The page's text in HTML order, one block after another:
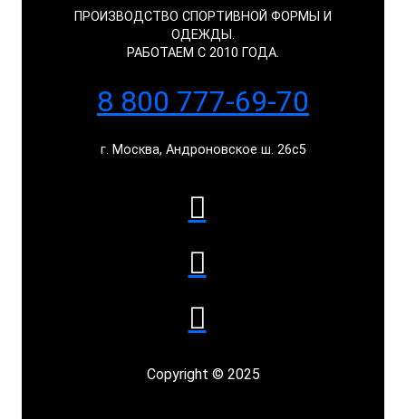
ПРОИЗВОДСТВО СПОРТИВНОЙ ФОРМЫ И
ОДЕЖДЫ.
РАБОТАЕМ С 2010 ГОДА.
8 800 777-69-70
г. Москва, Андроновское ш. 26с5
Copyright © 2025